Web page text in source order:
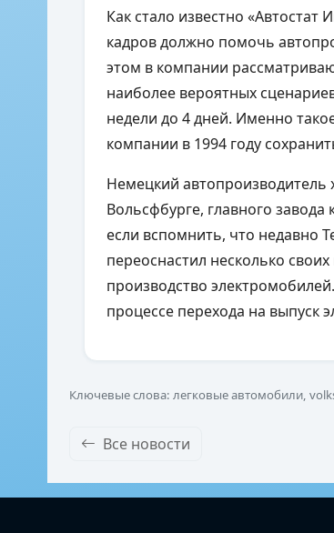
Как стало известно
кадров должно помочь
этом в компании
наиболее вероятных
недели до 4 дней. Именно
компании в 1994 году
Немецкий автопроизводитель
Вольсфбурге, главного
если вспомнить, что недавно
переоснастил несколько
производство
процессе перехода на выпуск
Ключевые слова: легковые автомобили,
Все новости